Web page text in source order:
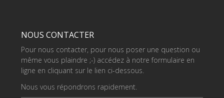
NOUS CONTACTER
Pour nous contacter, pour nous poser une question ou
même vous plaindre ;-) accédez à notre formulaire en
ligne en cliquant sur le lien ci-dessous.
Nous vous répondrons rapidement.